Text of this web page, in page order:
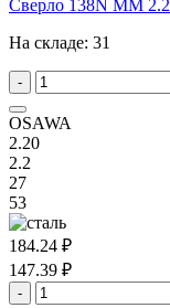
Сверло 138N MM
На складе: 31
-
OSAWA
2.20
2.2
27
53
184.24 ₽
147.39 ₽
-